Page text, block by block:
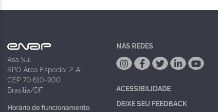
Asa Sul
SPO Área Especial 2-A
CEP 70.610-900
Brasília/DF
Horário de funcionamento
NAS REDES
ACESSIBILIDADE
DEIXE SEU FEEDBACK